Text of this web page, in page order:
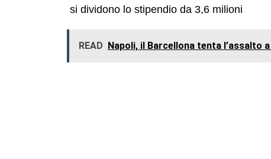
si dividono lo stipendio da 3,6 milioni
READ Napoli, il Barcellona tenta l’assalto